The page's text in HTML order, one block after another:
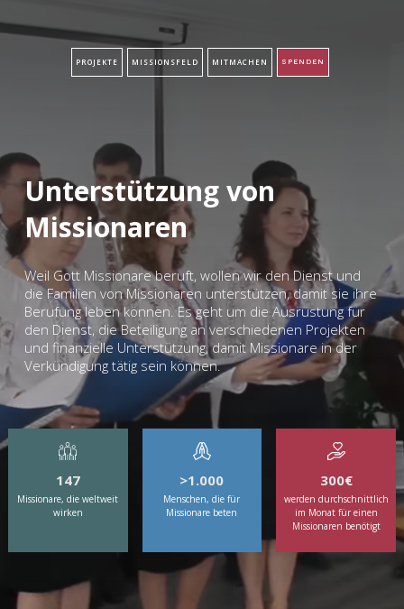
PROJEKTE MISSIONSFELD MITMACHEN SPENDEN
Unterstützung von
Missionaren
Weil Gott Missionare beruft, wollen wir den Dienst und
die Familien von Missionaren unterstützen, damit sie ihre
Berufung leben können. Es geht um die Ausrüstung für
den Dienst, die Beteiligung an verschiedenen Projekten
und finanzielle Unterstützung, damit Missionare in der
Verkündigung tätig sein können.
147
Missionare, die weltweit
wirken
>1.000
Menschen, die für
Missionare beten
300€
werden durchschnittlich
im Monat für einen
Missionaren benötigt